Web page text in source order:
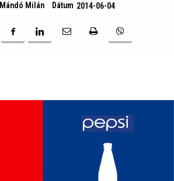
Mándó Milán Dátum 2014-06-04